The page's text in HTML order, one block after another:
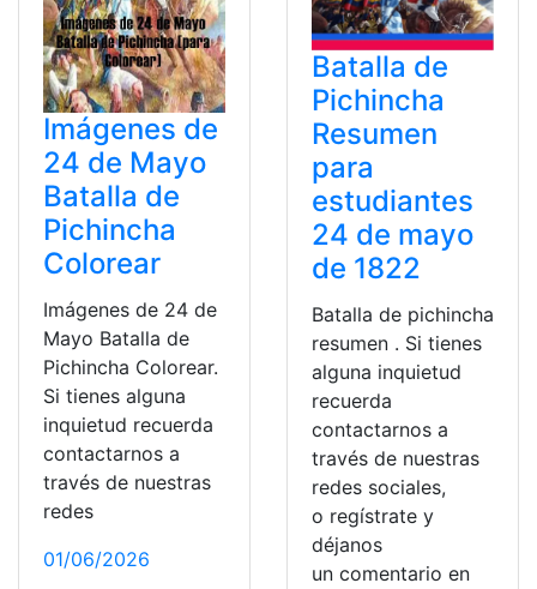
Imágenes de
24 de Mayo
Batalla de
Pichincha
Colorear
Imágenes de 24 de
Mayo Batalla de
Pichincha Colorear.
Si tienes alguna
inquietud recuerda
contactarnos a
través de nuestras
redes
01/06/2026
Batalla de
Pichincha
Resumen
para
estudiantes
24 de mayo
de 1822
Batalla de pichincha
resumen . Si tienes
alguna inquietud
recuerda
contactarnos a
través de nuestras
redes sociales,
o regístrate y
déjanos
un comentario en